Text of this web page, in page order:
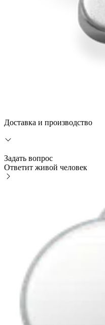
Доставка и производство
Задать вопрос
Ответит живой человек